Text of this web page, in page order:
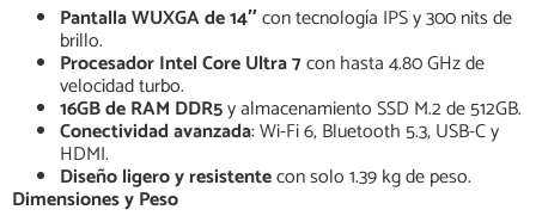
Pantalla WUXGA de 14″con tecnología IPS y 300 nits de
brillo.
Procesador Intel Core Ultra 7con hasta 4.80 GHz de
velocidad turbo.
16GB de RAM DDR5y almacenamiento SSD M.2 de 512GB.
Conectividad avanzada: Wi-Fi 6, Bluetooth 5.3, USB-C y
HDMI.
Diseño ligero y resistentecon solo 1.39 kg de peso.
Dimensiones y Peso